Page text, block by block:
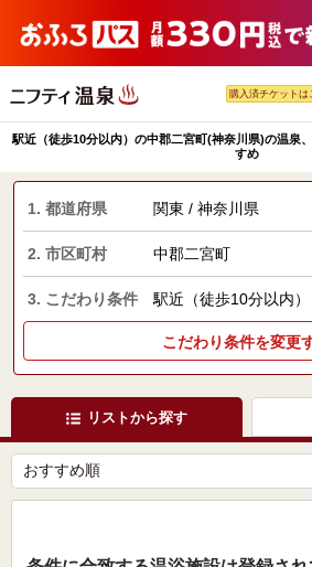
購入済チケットは
駅近（徒歩10分以内）の中郡二宮町(神奈川県)の温泉
すめ
1. 都道府県 関東 / 神奈川県
2. 市区町村 中郡二宮町
3. こだわり条件 駅近（徒歩10分以内）
こだわり条件を変更
リストから探す